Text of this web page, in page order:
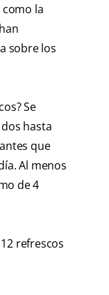
la
sobre los
Se
hasta
que
Al menos
de 4
refrescos